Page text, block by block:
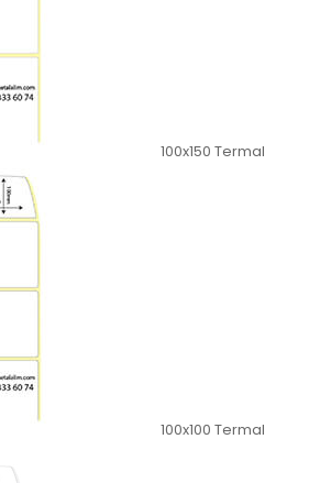
100x150 Termal
100x100 Termal